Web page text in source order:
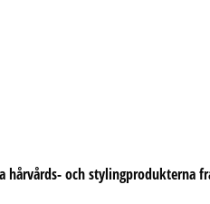
hårvårds- och stylingprodukterna